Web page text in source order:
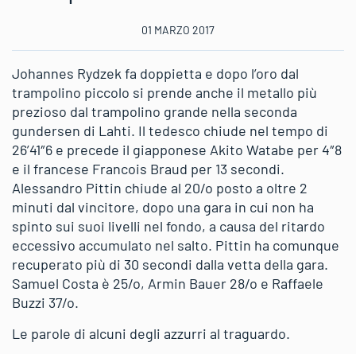
01 MARZO 2017
Johannes Rydzek fa doppietta e dopo l’oro dal
trampolino piccolo si prende anche il metallo più
prezioso dal trampolino grande nella seconda
gundersen di Lahti. Il tedesco chiude nel tempo di
26’41″6 e precede il giapponese Akito Watabe per 4″8
e il francese Francois Braud per 13 secondi.
Alessandro Pittin chiude al 20/o posto a oltre 2
minuti dal vincitore, dopo una gara in cui non ha
spinto sui suoi livelli nel fondo, a causa del ritardo
eccessivo accumulato nel salto. Pittin ha comunque
recuperato più di 30 secondi dalla vetta della gara.
Samuel Costa è 25/o, Armin Bauer 28/o e Raffaele
Buzzi 37/o.
Le parole di alcuni degli azzurri al traguardo.